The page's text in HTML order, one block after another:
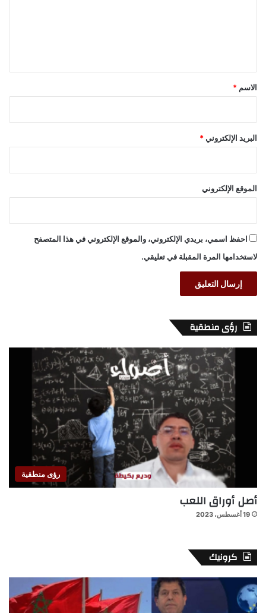
*
الاسم *
البريد الإلكتروني *
الموقع الإلكتروني
احفظ اسمي، بريدي الإلكتروني، والموقع الإلكتروني في هذا المتصفح
لاستخدامها المرة المقبلة في تعليقي.
رؤى منطقية
رؤى منطقية
أصل أوراق اللعب
19 أغسطس، 2023
كرونيك